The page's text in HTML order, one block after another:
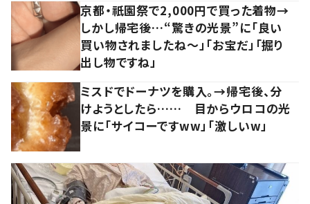
京都・祇園祭で2,000円で買った着物→
しかし帰宅後…“驚きの光景”に「良い
買い物されましたね～」「お宝だ」「掘り
出し物ですね」
ミスドでドーナツを購入。→帰宅後、分
けようとしたら…… 目からウロコの光
景に「サイコーですww」「激しいw」